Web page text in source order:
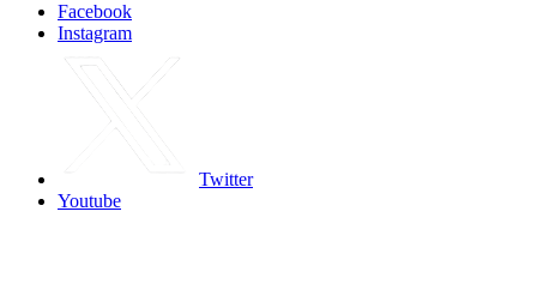
Facebook
Instagram
Twitter
Youtube